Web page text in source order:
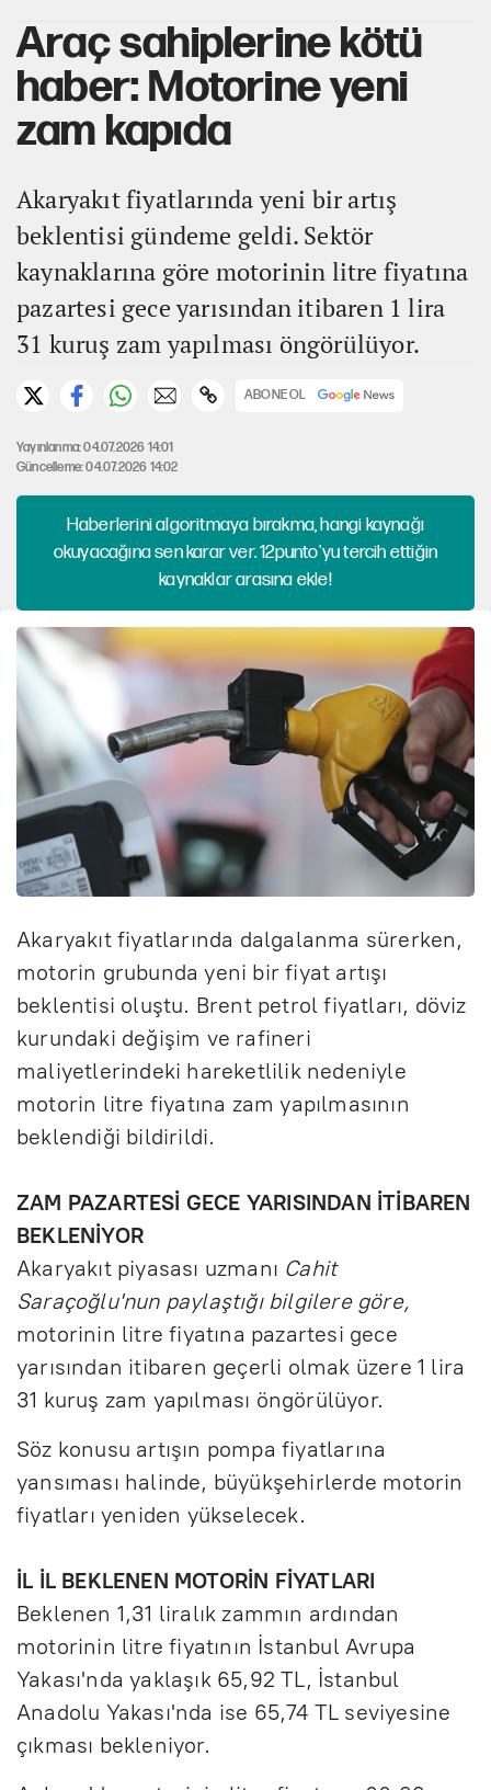
Araç sahiplerine kötü
haber: Motorine yeni
zam kapıda
Akaryakıt fiyatlarında yeni bir artış
beklentisi gündeme geldi. Sektör
kaynaklarına göre motorinin litre fiyatına
pazartesi gece yarısından itibaren 1 lira
31 kuruş zam yapılması öngörülüyor.
ABONE OL
Yayınlanma: 04.07.2026 14:01
Güncelleme: 04.07.2026 14:02
Haberlerini algoritmaya bırakma, hangi kaynağı
okuyacağına sen karar ver. 12punto'yu tercih ettiğin
kaynaklar arasına ekle!
Akaryakıt fiyatlarında dalgalanma sürerken,
motorin grubunda yeni bir fiyat artışı
beklentisi oluştu. Brent petrol fiyatları, döviz
kurundaki değişim ve rafineri
maliyetlerindeki hareketlilik nedeniyle
motorin litre fiyatına zam yapılmasının
beklendiği bildirildi.
ZAM PAZARTESİ GECE YARISINDAN İTİBAREN
BEKLENİYOR
Akaryakıt piyasası uzmanı Cahit
Saraçoğlu'nun paylaştığı bilgilere göre,
motorinin litre fiyatına pazartesi gece
yarısından itibaren geçerli olmak üzere 1 lira
31 kuruş zam yapılması öngörülüyor.
Söz konusu artışın pompa fiyatlarına
yansıması halinde, büyükşehirlerde motorin
fiyatları yeniden yükselecek.
İL İL BEKLENEN MOTORİN FİYATLARI
Beklenen 1,31 liralık zammın ardından
motorinin litre fiyatının İstanbul Avrupa
Yakası'nda yaklaşık 65,92 TL, İstanbul
Anadolu Yakası'nda ise 65,74 TL seviyesine
çıkması bekleniyor.